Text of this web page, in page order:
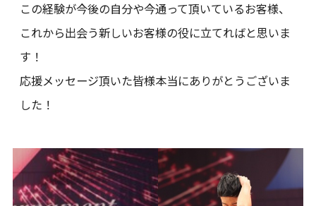
この経験が今後の自分や今通って頂いているお客様、
これから出会う新しいお客様の役に立てればと思いま
す！
応援メッセージ頂いた皆様本当にありがとうございま
した！